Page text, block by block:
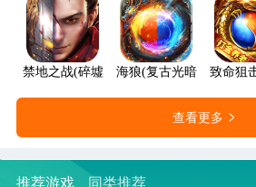
禁地之战(碎墟诸天沉默)海狼(复古光暗福利版)
致命狙
查看更多
推荐游戏 同类推荐